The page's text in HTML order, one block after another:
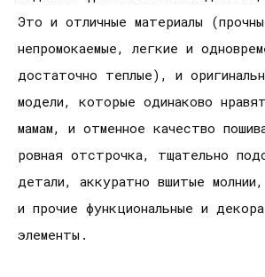
Это и отличные материалы
непромокаемые, легкие и
достаточно теплые), и
модели, которые одинаково
мамам, и отменное качество
ровная отстрочка, тщательно
детали, аккуратно вшитые
и прочие функциональные и
элементы.